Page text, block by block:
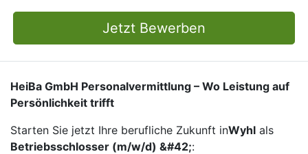
Jetzt Bewerben
HeiBa GmbH Personalvermittlung – Wo Leistung auf
Persönlichkeit trifft
Starten Sie jetzt Ihre berufliche Zukunft inWyhl als
Betriebsschlosser (m/w/d) &#42;: